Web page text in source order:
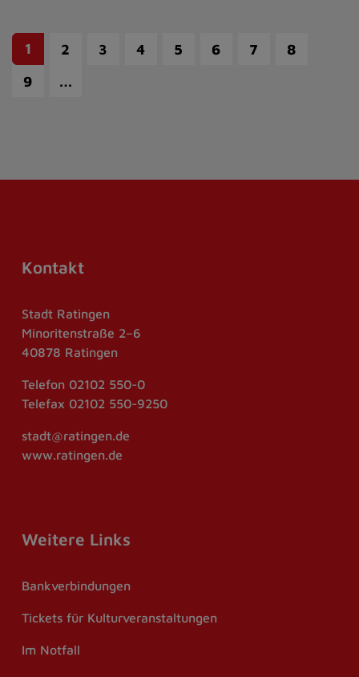
1 2 3 4 5 6 7
8
9
…
Kontakt
Stadt Ratingen
Minoritenstraße 2–6
40878 Ratingen
Telefon 02102 550-0
Telefax 02102 550-9250
stadt@ratingen.de
www.ratingen.de
Weitere Links
Bankverbindungen
Tickets für Kulturveranstaltungen
Im Notfall